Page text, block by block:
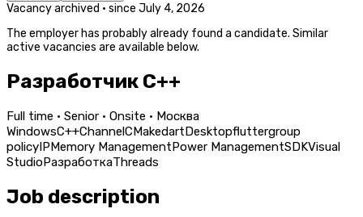
Vacancy archived · since July 4, 2026
The employer has probably already found a candidate. Similar
active vacancies are available below.
Разработчик C++
Full time · Senior · Onsite · Москва
WindowsC++ChannelCMakedartDesktopfluttergroup
policyIPMemory ManagementPower ManagementSDKVisual
StudioРазработкаThreads
Job description